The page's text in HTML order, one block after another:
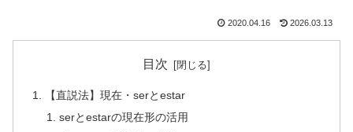
2020.04.16 2026.03.13
目次
【直説法】現在・serとestar
serとestarの現在形の活用